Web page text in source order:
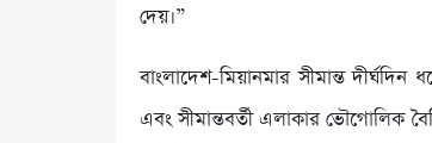
দেয়।”
বাংলাদেশ-মিয়ানমার সীমান্ত
এবং সীমান্তবর্তী এলাকার ভৌগোলিক